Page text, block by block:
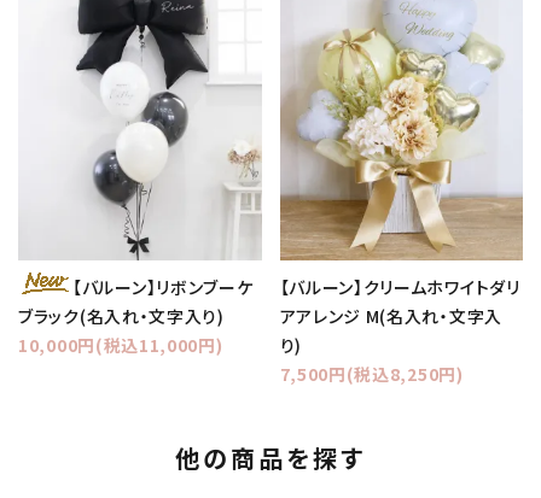
【バルーン】リボンブーケ
ブラック(名入れ・文字入り)
10,000円(税込11,000円)
【バルーン】クリームホワイトダリ
アアレンジ M(名入れ・文字入
り)
7,500円(税込8,250円)
他の商品を探す